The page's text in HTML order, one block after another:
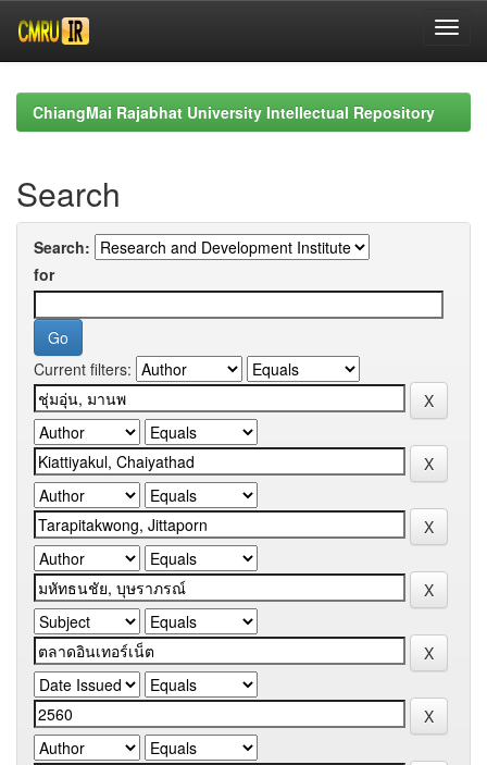
navigationChiangMai Rajabhat University Intellectual Repository
Search
Search:
for
Current filters: